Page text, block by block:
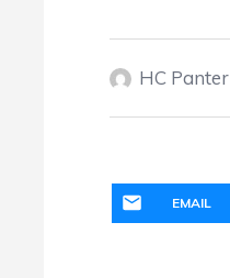
HC Panter
EMAIL